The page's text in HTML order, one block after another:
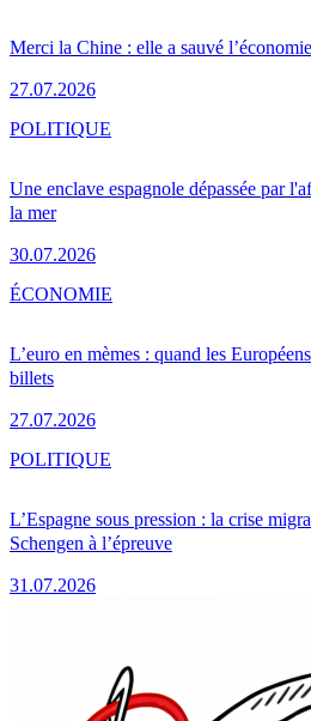
Merci la Chine : elle a sauvé
27.07.2026
Une enclave espagnole dépassée par
la mer
30.07.2026
POLITIQUE
L’euro en mèmes : quand les
billets
27.07.2026
ÉCONOMIE
L’Espagne sous pression : la crise
Schengen à l’épreuve
31.07.2026
POLITIQUE